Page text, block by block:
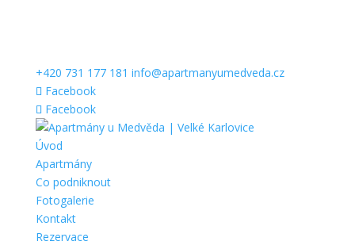
+420 731 177 181 info@apartmanyumedveda.cz
Facebook
Facebook
Úvod
Apartmány
Co podniknout
Fotogalerie
Kontakt
Rezervace